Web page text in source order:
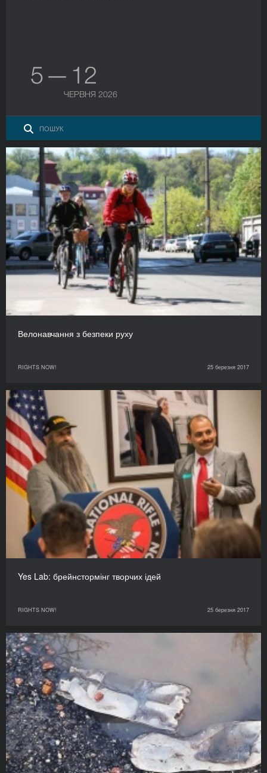
5 — 12
ЧЕРВНЯ 2026
Велонавчання з безпеки руху
RIGHTS NOW! 25 березня 2017
Yes Lab: брейнстормінг творчих ідей
RIGHTS NOW! 25 березня 2017